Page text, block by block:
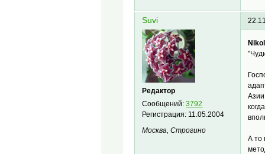
Suvi
Редактор
Сообщений:3792
Регистрация: 11.05.2004
Москва, Строгино
А то